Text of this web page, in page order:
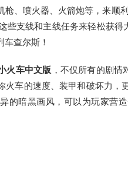
、喷火器、火箭炮等，来顺
些支线和主线任务来轻松获
查尔斯！
火车中文版 ，不仅所有的剧
火车的速度、装甲和破坏力
的暗黑画风，可以为玩家营